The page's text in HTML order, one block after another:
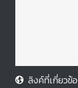
ลิงค์ที่เกี่ยวข้